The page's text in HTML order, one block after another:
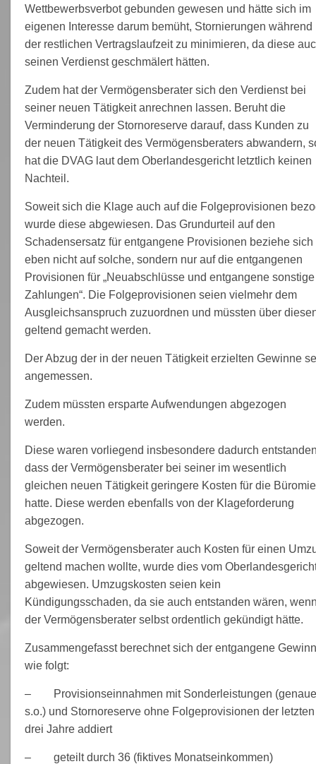
Wettbewerbsverbot gebunden gewesen und hätte sich im
eigenen Interesse darum bemüht, Stornierungen während
der restlichen Vertragslaufzeit zu minimieren, da diese
seinen Verdienst geschmälert hätten.
Zudem hat der Vermögensberater sich den Verdienst bei
seiner neuen Tätigkeit anrechnen lassen. Beruht die
Verminderung der Stornoreserve darauf, dass Kunden zu
der neuen Tätigkeit des Vermögensberaters abwandern,
hat die DVAG laut dem Oberlandesgericht letztlich keinen
Nachteil.
Soweit sich die Klage auch auf die Folgeprovisionen
wurde diese abgewiesen. Das Grundurteil auf den
Schadensersatz für entgangene Provisionen beziehe sich
eben nicht auf solche, sondern nur auf die entgangenen
Provisionen für „Neuabschlüsse und entgangene sonstige
Zahlungen“. Die Folgeprovisionen seien vielmehr dem
Ausgleichsanspruch zuzuordnen und müssten über
geltend gemacht werden.
Der Abzug der in der neuen Tätigkeit erzielten Gewinne
angemessen.
Zudem müssten ersparte Aufwendungen abgezogen
werden.
Diese waren vorliegend insbesondere dadurch
dass der Vermögensberater bei seiner im wesentlich
gleichen neuen Tätigkeit geringere Kosten für die
hatte. Diese werden ebenfalls von der Klageforderung
abgezogen.
Soweit der Vermögensberater auch Kosten für einen
geltend machen wollte, wurde dies vom
abgewiesen. Umzugskosten seien kein
Kündigungsschaden, da sie auch entstanden wären,
der Vermögensberater selbst ordentlich gekündigt hätte.
Zusammengefasst berechnet sich der entgangene Gewinn
wie folgt:
– Provisionseinnahmen mit Sonderleistungen
s.o.) und Stornoreserve ohne Folgeprovisionen der letzten
drei Jahre addiert
– geteilt durch 36 (fiktives Monatseinkommen)